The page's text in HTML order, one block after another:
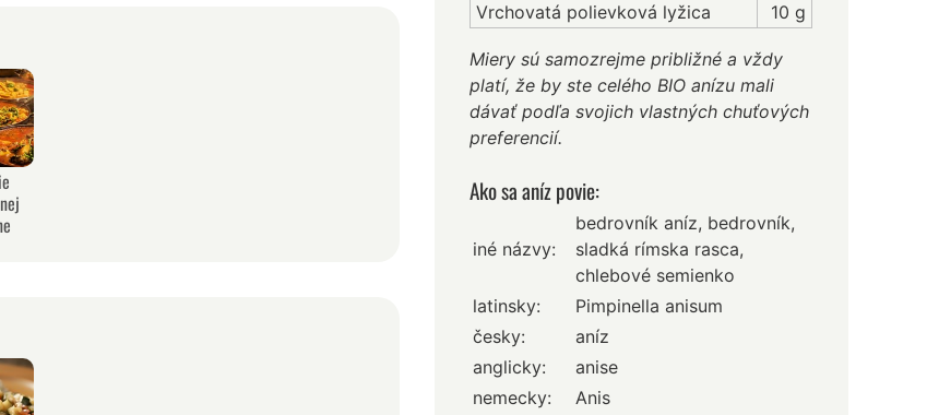
Vrchovatá polievková lyžica
10 g
Miery sú samozrejme približné a vždy
platí, že by ste celého BIO anízu mali
dávať podľa svojich vlastných chuťových
preferencií.
Ako sa aníz povie:
iné názvy:
bedrovník aníz, bedrovník,
sladká rímska rasca,
chlebové semienko
latinsky:
Pimpinella anisum
česky:
aníz
anglicky:
anise
nemecky:
Anis